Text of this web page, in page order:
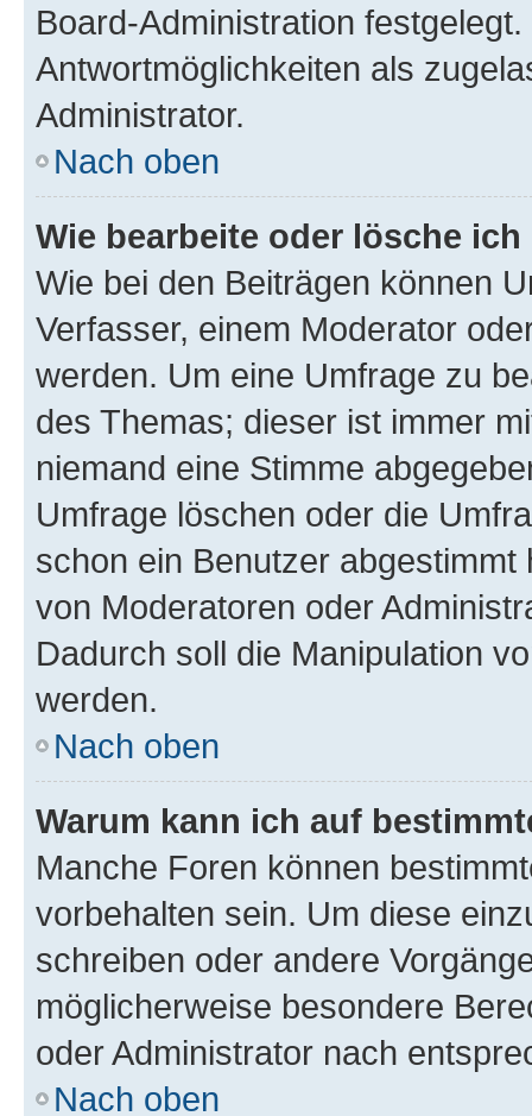
Board-Administration
Antwortmöglichkeiten als
Administrator.
Nach oben
Wie bearbeite oder lösche
Wie bei den Beiträgen können
Verfasser, einem Moderator
werden. Um eine Umfrage zu
des Themas; dieser ist immer
niemand eine Stimme
Umfrage löschen oder die
schon ein Benutzer
von Moderatoren oder
Dadurch soll die Manipulation
werden.
Nach oben
Warum kann ich auf
Manche Foren können
vorbehalten sein. Um diese
schreiben oder andere
möglicherweise besondere
oder Administrator nach
Nach oben